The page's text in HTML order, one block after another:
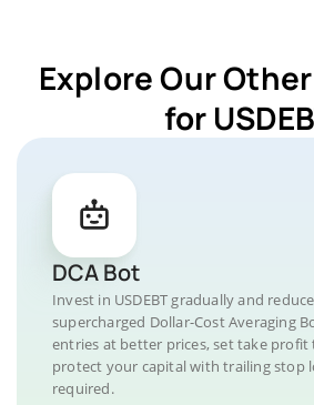
Explore Our
for
DCA Bot
Invest in USDEBT gradually and
supercharged Dollar-Cost Averaging
entries at better prices, set take profit
protect your capital with trailing stop
required.